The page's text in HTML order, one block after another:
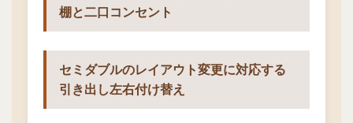
棚と二口コンセント
セミダブルのレイアウト変更に対応する
引き出し左右付け替え